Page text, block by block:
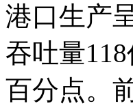
港口生产
吞吐量
百分点。